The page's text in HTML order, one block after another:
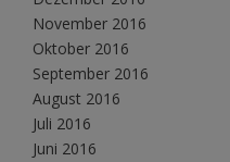
November 2016
Oktober 2016
September 2016
August 2016
Juli 2016
Juni 2016